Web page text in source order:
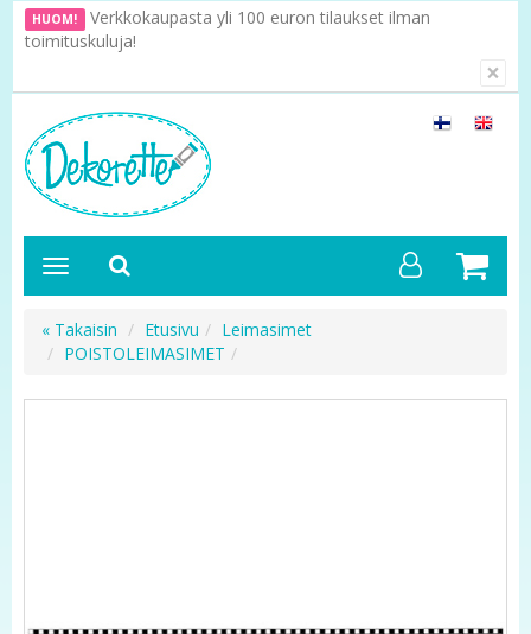
HUOM! Verkkokaupasta yli 100 euron tilaukset ilman
toimituskuluja!
×
« Takaisin Etusivu
Leimasimet
POISTOLEIMASIMET